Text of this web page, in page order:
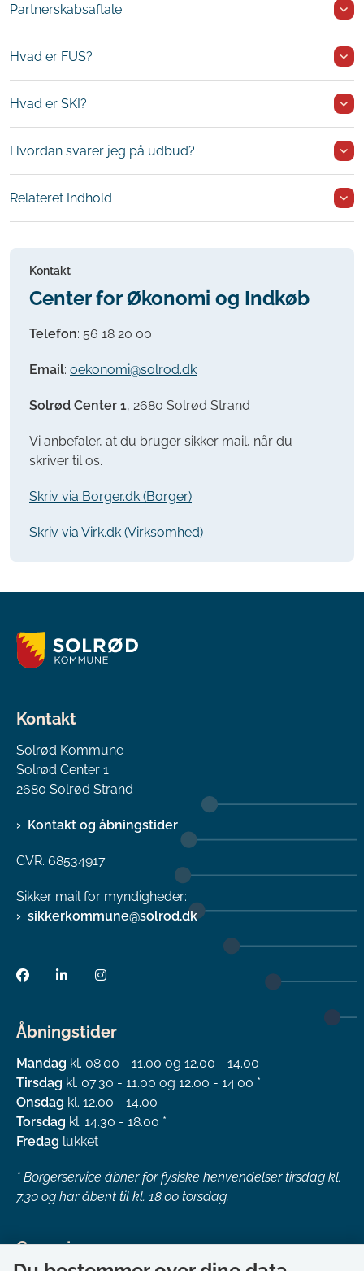
Partnerskabsaftale
Hvad er FUS?
Hvad er SKI?
Hvordan svarer jeg på udbud?
Relateret Indhold
Kontakt
Center for Økonomi og Indkøb
Telefon: 56 18 20 00
Email: oekonomi@solrod.dk
Solrød Center 1, 2680 Solrød Strand
Vi anbefaler, at du bruger sikker mail, når du
skriver til os.
Skriv via Borger.dk (Borger)
Skriv via Virk.dk (Virksomhed)
Kontakt
Solrød Kommune
Solrød Center 1
2680 Solrød Strand
Kontakt og åbningstider
CVR. 68534917
Sikker mail for myndigheder:
sikkerkommune@solrod.dk
Åbningstider
Mandag kl. 08.00 - 11.00 og 12.00 - 14.00
Tirsdag kl. 07.30 - 11.00 og 12.00 - 14.00 *
Onsdag kl. 12.00 - 14.00
Torsdag kl. 14.30 - 18.00 *
Fredag lukket
* Borgerservice åbner for fysiske henvendelser tirsdag kl.
7.30 og har åbent til kl. 18.00 torsdag.
Genveje